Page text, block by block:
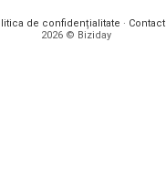
de confidențialitate · Contact
2026 © Biziday